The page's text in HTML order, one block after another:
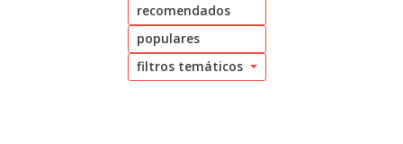
Cadastrar
recomendados
populares
filtros temáticos